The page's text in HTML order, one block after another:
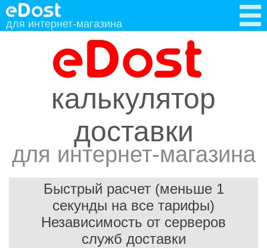
для интернет-магазина
калькулятор
доставки
для интернет-магазина
Быстрый расчет (меньше 1
секунды на все тарифы)
Независимость от серверов
служб доставки